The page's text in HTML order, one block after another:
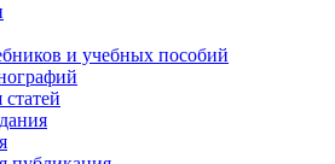
и учебных пособий